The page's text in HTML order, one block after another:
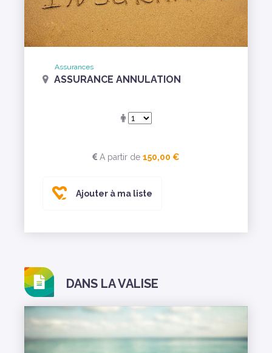
Assurances
ASSURANCE ANNULATION
A partir de 150,00 €
Ajouter à ma liste
DANS LA VALISE